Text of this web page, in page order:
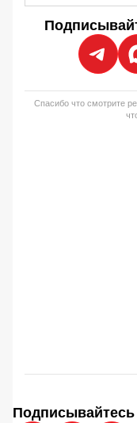
Спасибо что смотрите